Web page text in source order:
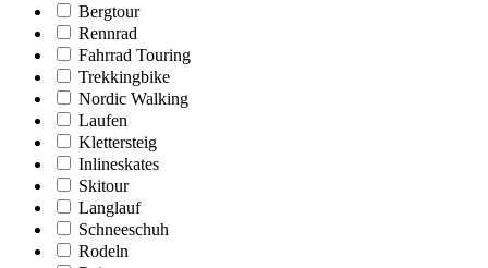
Bergtour
Rennrad
Fahrrad Touring
Trekkingbike
Nordic Walking
Laufen
Klettersteig
Inlineskates
Skitour
Langlauf
Schneeschuh
Rodeln